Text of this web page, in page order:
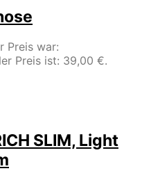
Preis war:
Preis ist: 39,00 €.
SLIM, Light